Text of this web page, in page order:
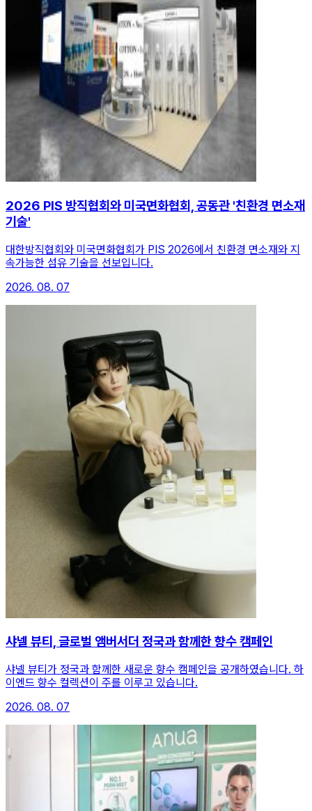
2026 PIS 방직협회와 미국면화협회, 공동관 '친환경 면소재
기술'
대한방직협회와 미국면화협회가 PIS 2026에서 친환경 면소재와 지
속가능한 섬유 기술을 선보입니다.
2026. 08. 07
샤넬 뷰티, 글로벌 앰버서더 정국과 함께한 향수 캠페인
샤넬 뷰티가 정국과 함께한 새로운 향수 캠페인을 공개하였습니다. 하
이엔드 향수 컬렉션이 주를 이루고 있습니다.
2026. 08. 07